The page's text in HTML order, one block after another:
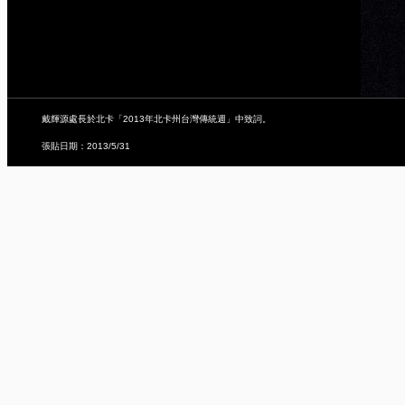
戴輝源處長於北卡「2013年北卡州台灣傳統週」中致詞。
張貼日期：2013/5/31